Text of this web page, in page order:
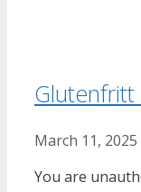
Glutenfritt
March 11, 2025
You are